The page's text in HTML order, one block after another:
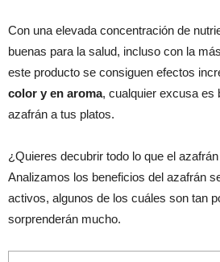
Con una elevada concentración de
buenas para la salud, incluso con la
este producto se consiguen efectos
color y en aroma, cualquier excusa es
azafrán a tus platos.
¿Quieres decubrir todo lo que el
Analizamos los beneficios del azafrán
activos, algunos de los cuáles son tan
sorprenderán mucho.